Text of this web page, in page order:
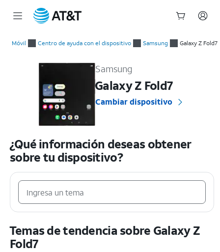
Móvil Centro de ayuda con el dispositivo Samsung Galaxy Z Fold7
Samsung
Galaxy Z Fold7
Cambiar dispositivo
¿Qué información deseas obtener
sobre tu dispositivo?
Temas de tendencia sobre Galaxy Z
Fold7